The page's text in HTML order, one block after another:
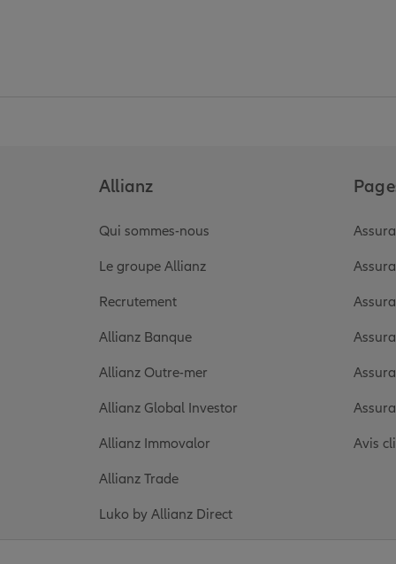
Allianz
Qui sommes-nous
Le groupe Allianz
Recrutement
Allianz Banque
Allianz Outre-mer
Allianz Global Investor
Allianz Immovalor
Allianz Trade
Luko by Allianz Direct
Avis